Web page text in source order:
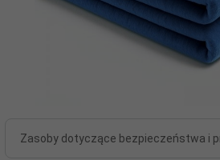
Zasoby dotyczące bezpieczeństwa i